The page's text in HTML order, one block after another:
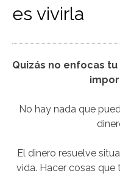
es vivirla
Quizás no enfocas
No hay nada que
El dinero resuelve
vida. Hacer cosas que